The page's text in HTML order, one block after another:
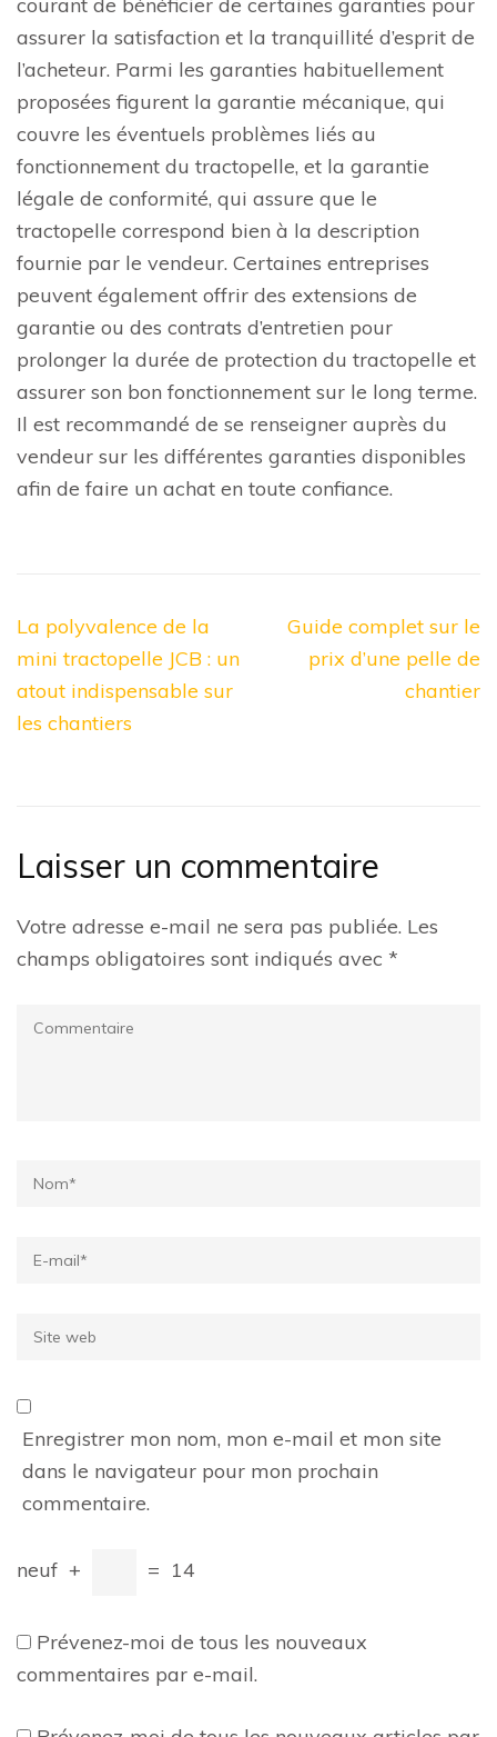
assurer la satisfaction et la tranquillité d’esprit de
l’acheteur. Parmi les garanties habituellement
proposées figurent la garantie mécanique, qui
couvre les éventuels problèmes liés au
fonctionnement du tractopelle, et la garantie
légale de conformité, qui assure que le
tractopelle correspond bien à la description
fournie par le vendeur. Certaines entreprises
peuvent également offrir des extensions de
garantie ou des contrats d’entretien pour
prolonger la durée de protection du tractopelle et
assurer son bon fonctionnement sur le long terme.
Il est recommandé de se renseigner auprès du
vendeur sur les différentes garanties disponibles
afin de faire un achat en toute confiance.
Navigation
de
l’article
La polyvalence de la
mini tractopelle JCB : un
atout indispensable sur
les chantiers
Guide complet sur le
prix d’une pelle de
chantier
Laisser un commentaire
Votre adresse e-mail ne sera pas publiée. Les
champs obligatoires sont indiqués avec *
Commentaire
Name*
Email*
Site
Enregistrer mon nom, mon e-mail et mon site
dans le navigateur pour mon prochain
commentaire.
neuf + = 14
Prévenez-moi de tous les nouveaux
commentaires par e-mail.